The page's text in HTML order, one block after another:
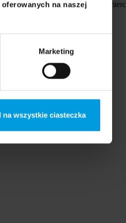
na naszej
Marketing
na wszystkie ciasteczka
W ten sposób myśl o własnej